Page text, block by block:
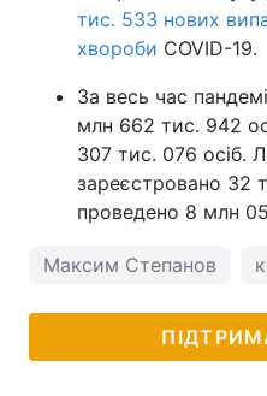
тис. 533 нових
хвороби COVID-19.
За весь час
млн 662 тис. 942
307 тис. 076 осіб.
зареєстровано 32
проведено 8 млн
Максим Степанов